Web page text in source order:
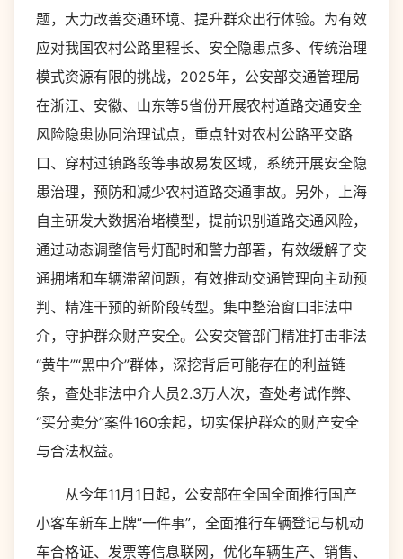
题，大力改善交通环境、提升群众出行体验。为有效
应对我国农村公路里程长、安全隐患点多、传统治理
模式资源有限的挑战，2025年，公安部交通管理局
在浙江、安徽、山东等5省份开展农村道路交通安全
风险隐患协同治理试点，重点针对农村公路平交路
口、穿村过镇路段等事故易发区域，系统开展安全隐
患治理，预防和减少农村道路交通事故。另外，上海
自主研发大数据治堵模型，提前识别道路交通风险，
通过动态调整信号灯配时和警力部署，有效缓解了交
通拥堵和车辆滞留问题，有效推动交通管理向主动预
判、精准干预的新阶段转型。集中整治窗口非法中
介，守护群众财产安全。公安交管部门精准打击非法
“黄牛”“黑中介”群体，深挖背后可能存在的利益链
条，查处非法中介人员2.3万人次，查处考试作弊、
“买分卖分”案件160余起，切实保护群众的财产安全
与合法权益。
从今年11月1日起，公安部在全国全面推行国产
小客车新车上牌“一件事”，全面推行车辆登记与机动
车合格证、发票等信息联网，优化车辆生产、销售、